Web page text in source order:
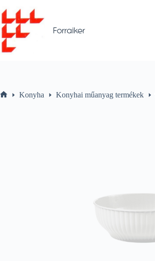
to
content
Forraiker
Konyha Konyhai műanyag termékek